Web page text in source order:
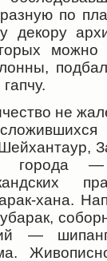
по
декору
можно
не
города
хана.
—